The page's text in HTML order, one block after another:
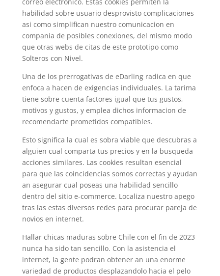
habilidad sobre usuario desprovisto complicaciones
asi­ como simplifican nuestro comunicacion en
compania de posibles conexiones, del mismo modo
que otras webs de citas de este prototipo como
Solteros con Nivel.
Una de los prerrogativas de eDarling radica en que
enfoca a hacen de exigencias individuales. La tarima
tiene sobre cuenta factores igual que tus gustos,
motivos y gustos, y emplea dichos informacion de
recomendarte prometidos compatibles.
Esto significa la cual es sobra viable que descubras a
alguien cual comparta tus precios y en la busqueda
acciones similares. Las cookies resultan esencial
para que las coincidencias somos correctas y ayudan
an asegurar cual poseas una habilidad sencillo
dentro del sitio e-commerce. Localiza nuestro apego
tras las estas diversos redes para procurar pareja de
novios en internet.
Hallar chicas maduras sobre Chile con el fin de 2023
nunca ha sido tan sencillo. Con la asistencia el
internet, la gente podran obtener an una enorme
variedad de productos desplazandolo hacia el pelo